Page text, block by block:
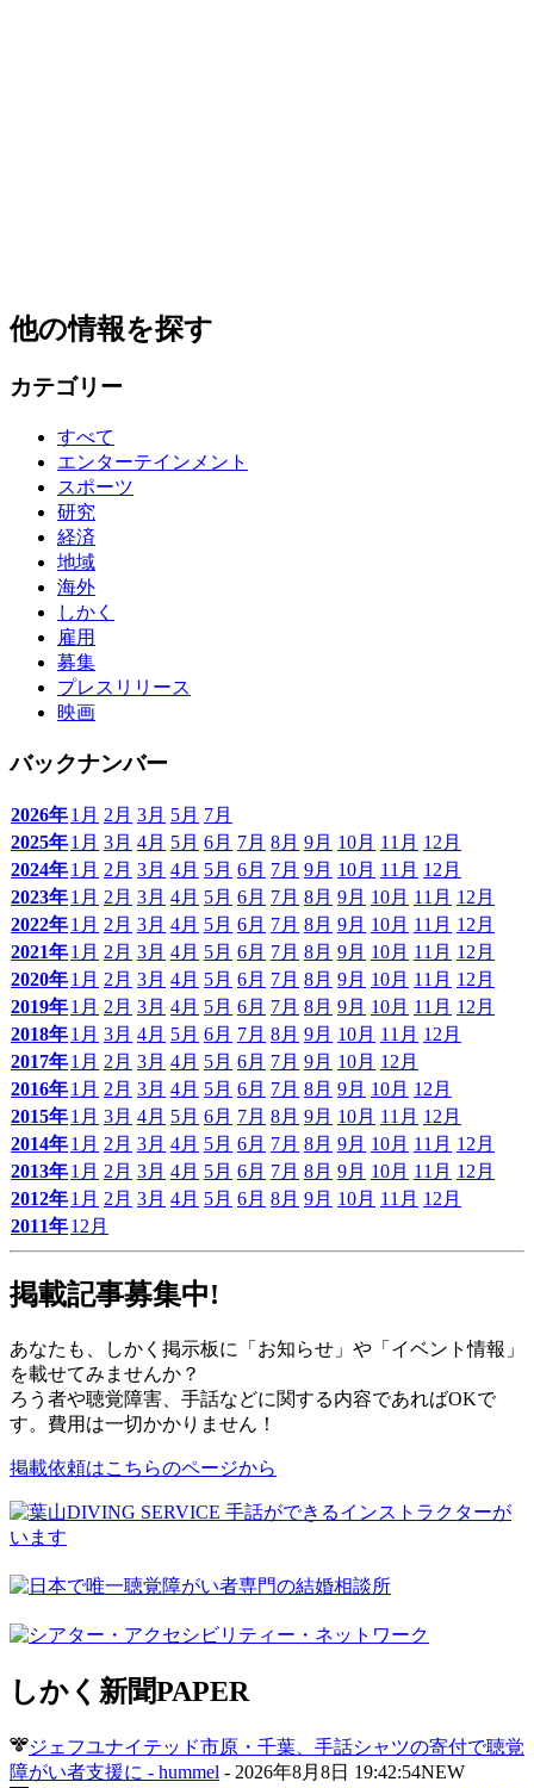
他の情報を探す
カテゴリー
すべて
エンターテインメント
スポーツ
研究
経済
地域
海外
しかく
雇用
募集
プレスリリース
映画
バックナンバー
2026年1月 2月 3月 5月 7月
2025年1月 3月 4月 5月 6月 7月 8月 9月 10月 11月 12月
2024年1月 2月 3月 4月 5月 6月 7月 9月 10月 11月 12月
2023年1月 2月 3月 4月 5月 6月 7月 8月 9月 10月 11月 12月
2022年1月 2月 3月 4月 5月 6月 7月 8月 9月 10月 11月 12月
2021年1月 2月 3月 4月 5月 6月 7月 8月 9月 10月 11月 12月
2020年1月 2月 3月 4月 5月 6月 7月 8月 9月 10月 11月 12月
2019年1月 2月 3月 4月 5月 6月 7月 8月 9月 10月 11月 12月
2018年1月 3月 4月 5月 6月 7月 8月 9月 10月 11月 12月
2017年1月 2月 3月 4月 5月 6月 7月 9月 10月 12月
2016年1月 2月 3月 4月 5月 6月 7月 8月 9月 10月 12月
2015年1月 3月 4月 5月 6月 7月 8月 9月 10月 11月 12月
2014年1月 2月 3月 4月 5月 6月 7月 8月 9月 10月 11月 12月
2013年1月 2月 3月 4月 5月 6月 7月 8月 9月 10月 11月 12月
2012年1月 2月 3月 4月 5月 6月 8月 9月 10月 11月 12月
2011年12月
掲載記事募集中!
あなたも、しかく掲示板に「お知らせ」や「イベント情報」
を載せてみませんか？
ろう者や聴覚障害、手話などに関する内容であればOKで
す。費用は一切かかりません！
掲載依頼はこちらのページから
しかく新聞PAPER
ジェフユナイテッド市原・千葉、手話シャツの寄付で聴覚
障がい者支援に - hummel - 2026年8月8日 19:42:54NEW